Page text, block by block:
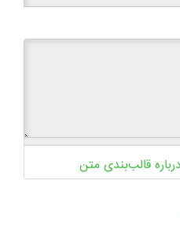
قالب‌بندی متن